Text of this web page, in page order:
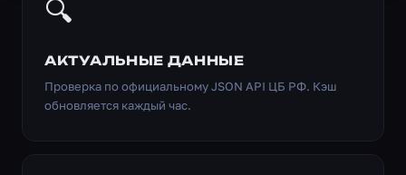
🔍
АКТУАЛЬНЫЕ ДАННЫЕ
Проверка по официальному JSON API ЦБ РФ. Кэш
обновляется каждый час.